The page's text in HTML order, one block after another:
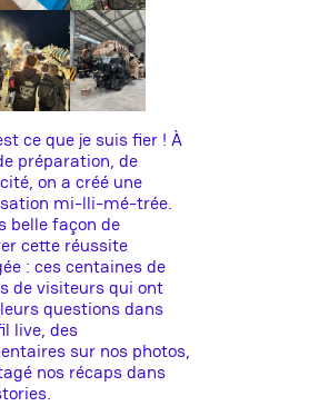
ce que je suis fier ! À
préparation, de
on a créé une
mi-lli-mé-trée.
belle façon de
cette réussite
: ces centaines de
de visiteurs qui ont
questions dans
live, des
sur nos photos,
nos récaps dans